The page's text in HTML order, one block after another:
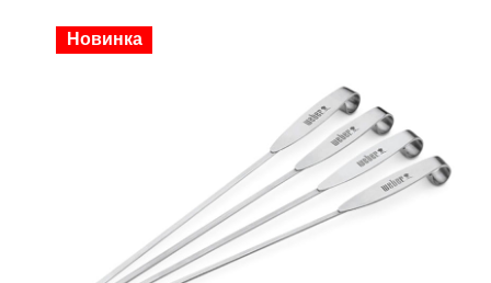
Новинка
Новинка